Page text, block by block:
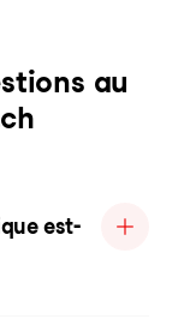
au
est-